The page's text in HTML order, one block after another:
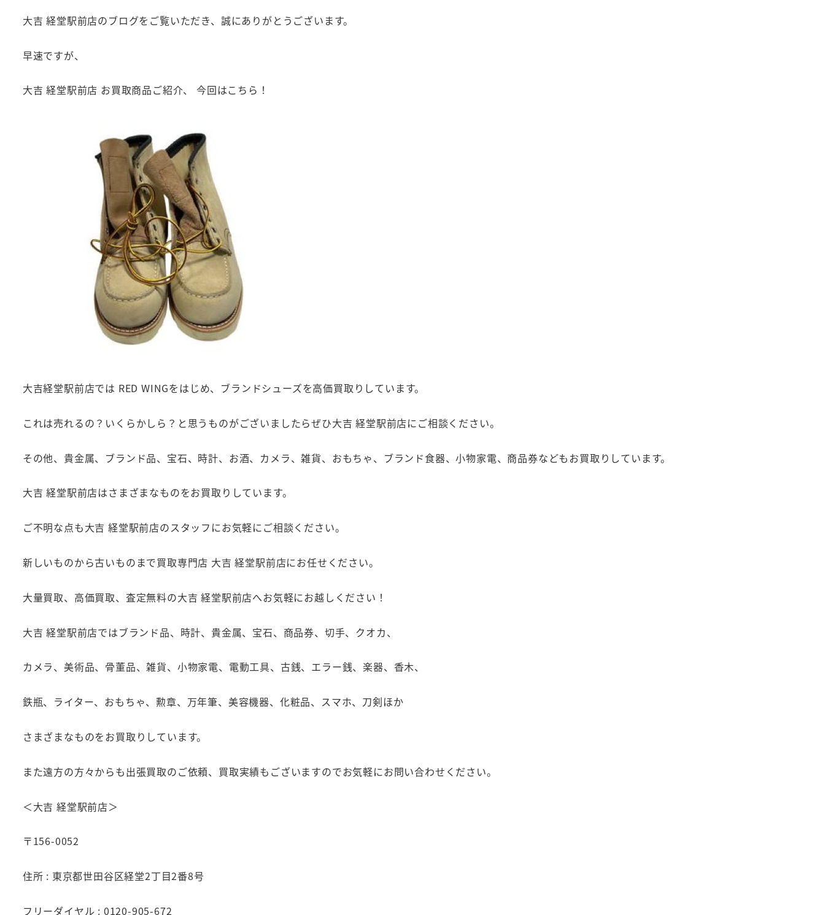
大吉 経堂駅前店のブログをご覧いただき、誠にありがとうございます。
早速ですが、
大吉 経堂駅前店 お買取商品ご紹介、 今回はこちら！
大吉経堂駅前店では RED WINGをはじめ、ブランドシューズを高価買取りしています。
これは売れるの？いくらかしら？と思うものがございましたらぜひ大吉 経堂駅前店にご相談ください。
その他、貴金属、ブランド品、宝石、時計、お酒、カメラ、雑貨、おもちゃ、ブランド食器、小物家電、商品券などもお買取りしています。
大吉 経堂駅前店はさまざまなものをお買取りしています。
ご不明な点も大吉 経堂駅前店のスタッフにお気軽にご相談ください。
新しいものから古いものまで買取専門店 大吉 経堂駅前店にお任せください。
大量買取、高価買取、査定無料の大吉 経堂駅前店へお気軽にお越しください！
大吉 経堂駅前店ではブランド品、時計、貴金属、宝石、商品券、切手、クオカ、
カメラ、美術品、骨董品、雑貨、小物家電、電動工具、古銭、エラー銭、楽器、香木、
鉄瓶、ライター、おもちゃ、勲章、万年筆、美容機器、化粧品、スマホ、刀剣ほか
さまざまなものをお買取りしています。
また遠方の方々からも出張買取のご依頼、買取実績もございますのでお気軽にお問い合わせください。
＜大吉 経堂駅前店＞
〒156-0052
住所 : 東京都世田谷区経堂2丁目2番8号
フリーダイヤル : 0120-905-672